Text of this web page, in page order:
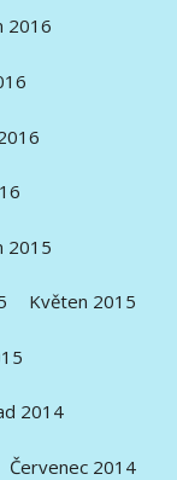
2016
2015
Květen 2015
2014
Červenec 2014